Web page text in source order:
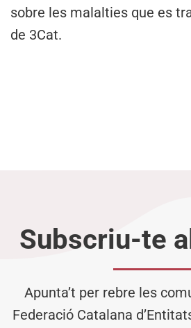
sobre les malalties que es
de 3Cat.
Subscriu-te
Apunta’t per rebre les
Federació Catalana